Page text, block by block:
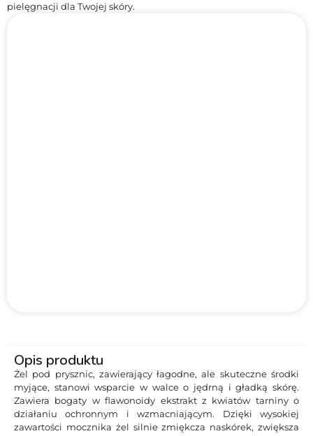
pielęgnacji dla Twojej skóry.
Opis produktu
Żel pod prysznic, zawierający łagodne, ale skuteczne środki
myjące, stanowi wsparcie w walce o jędrną i gładką skórę.
Zawiera bogaty w flawonoidy ekstrakt z kwiatów tarniny o
działaniu ochronnym i wzmacniającym. Dzięki wysokiej
zawartości mocznika żel silnie zmiękcza naskórek, zwiększa